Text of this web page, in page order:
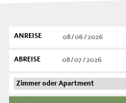
ANREISE
ABREISE